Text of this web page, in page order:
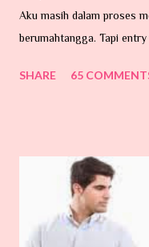
Aku masih dalam proses
berumahtangga. Tapi
Hari ni nak cerita pasal
Nama pun kutu, dia
Mungkin terbang atau
haiwan peliharaan kita
dalam hutan contohnya
SHARE 65